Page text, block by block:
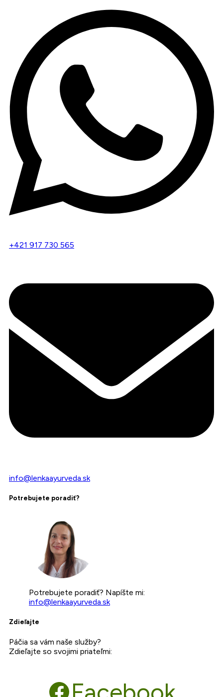
+421 917 730 565
info@lenkaayurveda.sk
Potrebujete poradiť?
Potrebujete poradiť? Napíšte mi:
info@lenkaayurveda.sk
Zdieľajte
Páčia sa vám naše služby?
Zdieľajte so svojimi priateľmi: